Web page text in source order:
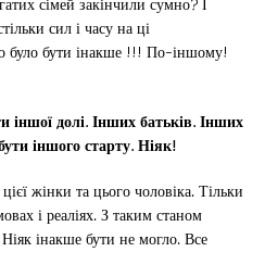
сил і часу на ці
бути інакше !!! По-іншому!
іншої долі. Інших батьків. Інших
іншого старту. Ніяк!
жінки та цього чоловіка. Тільки
і реаліях. З таким станом
інакше бути не могло. Все